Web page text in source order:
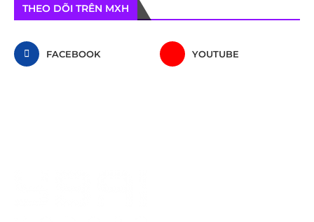
THEO DÕI TRÊN MXH
FACEBOOK YOUTUBE